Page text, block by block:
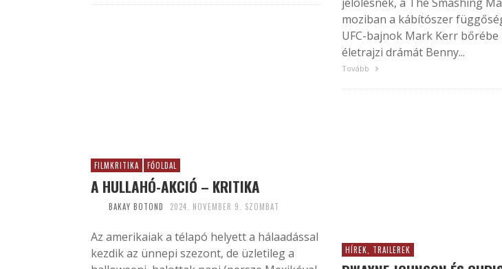
jelölésnek, a The Smashing
moziban a kábítószer
UFC-bajnok Mark Kerr bőrébe
életrajzi drámát Benny...
Tovább
FILMKRITIKA FŐOLDAL
A HULLAHÓ-AKCIÓ – KRITIKA
BAKAY BOTOND 2024. NOVEMBER 9. SZOMBAT
Az amerikaiak a télapó helyett a hálaadással
kezdik az ünnepi szezont, de üzletileg a
HÍREK, TRAILEREK